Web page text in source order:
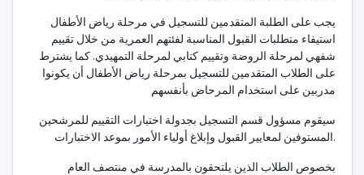
يجب على الطلبة المتقدمين للتسجيل في مرحلة رياض الأطفال
استيفاء متطلبات القبول المناسبة لفئتهم العمرية من خلال تقييم
شفهي لمرحلة الروضة وتقييم كتابي لمرحلة التمهيدي. كما يشترط
على الطلاب المتقدمين للتسجيل بمرحلة رياض الأطفال أن يكونوا
مدربين على استخدام المرحاض بأنفسهم
سيقوم مسؤول قسم التسجيل بجدولة اختبارات التقييم للمرشحين
المستوفين لمعايير القبول وإبلاغ أولياء الأمور بموعد الاختبارات.
بخصوص الطلاب الذين يلتحقون بالمدرسة في منتصف العام